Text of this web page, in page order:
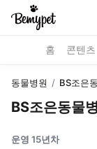
홈 콘텐츠
동물병원 / BS조은
BS조은동물
운영 15년차